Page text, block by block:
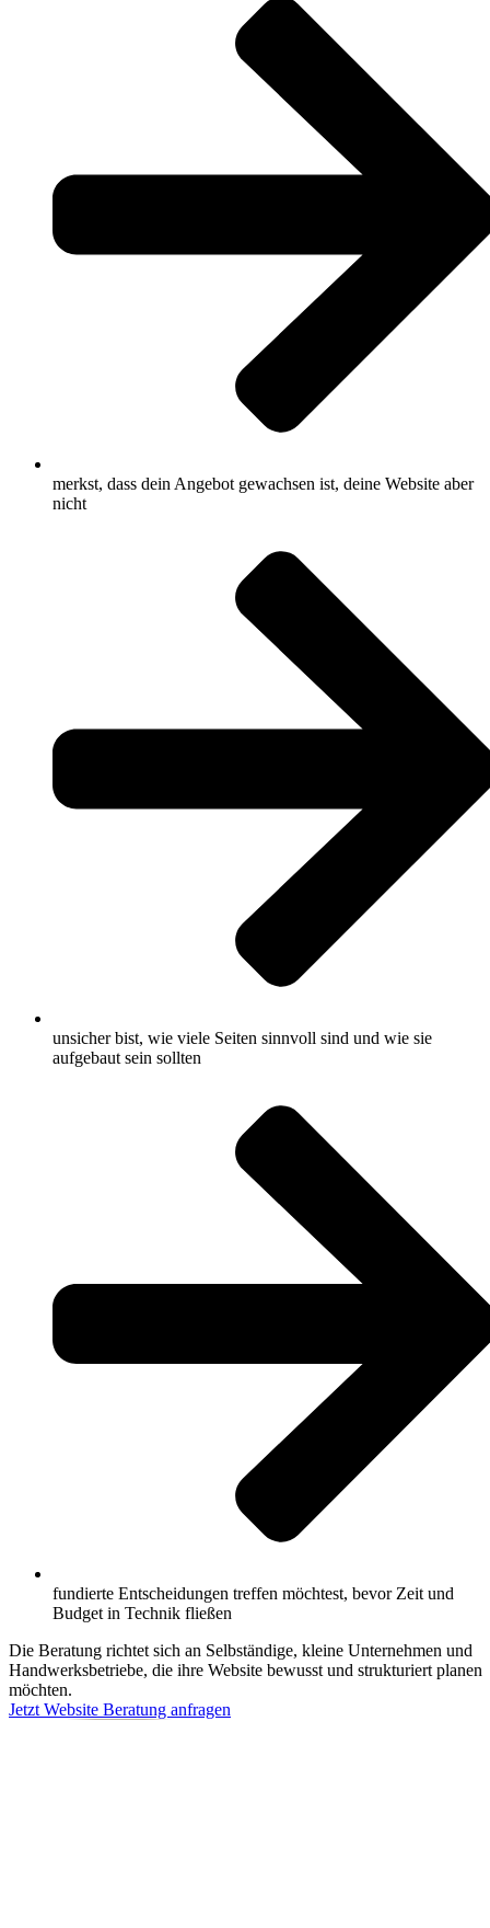
merkst, dass dein Angebot gewachsen ist, deine Website aber
nicht
unsicher bist, wie viele Seiten sinnvoll sind und wie sie
aufgebaut sein sollten
fundierte Entscheidungen treffen möchtest, bevor Zeit und
Budget in Technik fließen
Die Beratung richtet sich an Selbständige, kleine Unternehmen und
Handwerksbetriebe, die ihre Website bewusst und strukturiert planen
möchten.
Jetzt Website Beratung anfragen